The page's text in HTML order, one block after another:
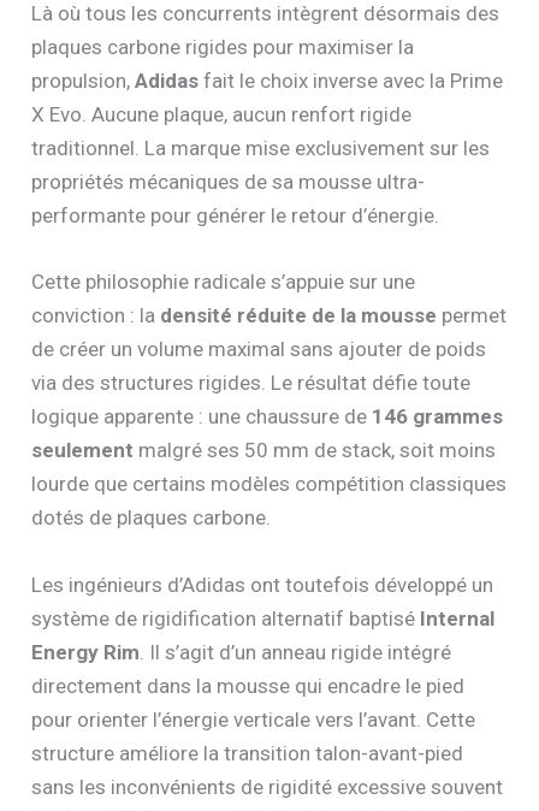
Là où tous les concurrents intègrent désormais des
plaques carbone rigides pour maximiser la
propulsion,Adidas fait le choix inverse avec la Prime
X Evo. Aucune plaque, aucun renfort rigide
traditionnel. La marque mise exclusivement sur les
propriétés mécaniques de sa mousse ultra-
performante pour générer le retour d’énergie.
Cette philosophie radicale s’appuie sur une
conviction : la densité réduite de la mousse permet
de créer un volume maximal sans ajouter de poids
via des structures rigides. Le résultat défie toute
logique apparente : une chaussure de 146 grammes
seulement malgré ses 50 mm de stack, soit moins
lourde que certains modèles compétition classiques
dotés de plaques carbone.
Les ingénieurs d’Adidas ont toutefois développé un
système de rigidification alternatif baptisé Internal
Energy Rim . Il s’agit d’un anneau rigide intégré
directement dans la mousse qui encadre le pied
pour orienter l’énergie verticale vers l’avant. Cette
structure améliore la transition talon-avant-pied
sans les inconvénients de rigidité excessive souvent